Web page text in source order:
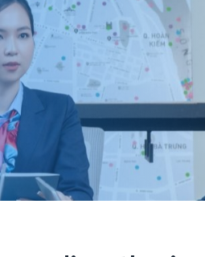
tin Sự kiện
tin Tài liệu